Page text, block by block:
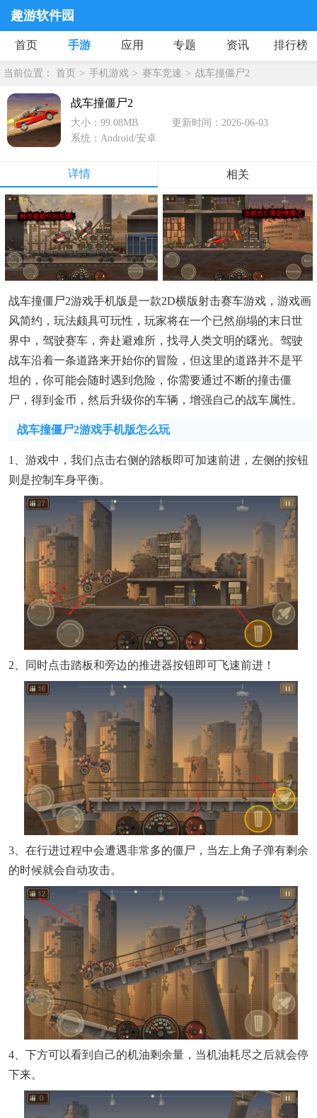
趣游软件园
首页 手游 应用 专题 资讯 排行榜
当前位置： 首页 手机游戏 赛车竞速 战车撞僵尸2
战车撞僵尸2
大小：99.08MB
更新时间：2026-06-03
系统：Android/安卓
详情 相关
战车撞僵尸2游戏手机版是一款2D横版射击赛车游戏，游戏画
风简约，玩法颇具可玩性，玩家将在一个已然崩塌的末日世
界中，驾驶赛车，奔赴避难所，找寻人类文明的曙光。驾驶
战车沿着一条道路来开始你的冒险，但这里的道路并不是平
坦的，你可能会随时遇到危险，你需要通过不断的撞击僵
尸，得到金币，然后升级你的车辆，增强自己的战车属性。
战车撞僵尸2游戏手机版怎么玩
1、游戏中，我们点击右侧的踏板即可加速前进，左侧的按钮
则是控制车身平衡。
2、同时点击踏板和旁边的推进器按钮即可飞速前进！
3、在行进过程中会遭遇非常多的僵尸，当左上角子弹有剩余
的时候就会自动攻击。
4、下方可以看到自己的机油剩余量，当机油耗尽之后就会停
下来。